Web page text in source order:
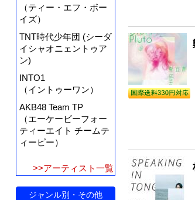
（ティー・エフ・ボー
イズ）
TNT時代少年団 (シーダ
イシャオニェントゥア
ン)
INTO1
（イントゥーワン）
AKB48 Team TP
（エーケービーフォー
ティーエイト チームテ
ィーピー）
>>アーティスト一覧
ジャンル別・その他